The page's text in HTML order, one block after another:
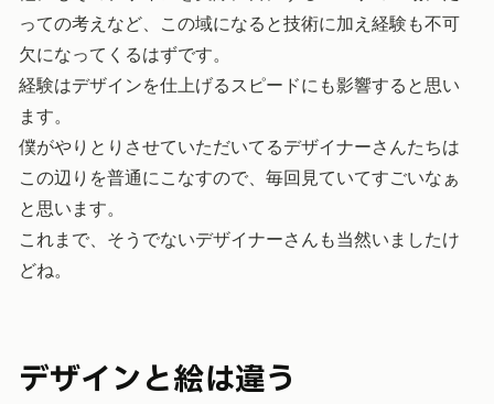
っての考えなど、この域になると技術に加え経験も不可
欠になってくるはずです。
経験はデザインを仕上げるスピードにも影響すると思い
ます。
僕がやりとりさせていただいてるデザイナーさんたちは
この辺りを普通にこなすので、毎回見ていてすごいなぁ
と思います。
これまで、そうでないデザイナーさんも当然いましたけ
どね。
デザインと絵は違う